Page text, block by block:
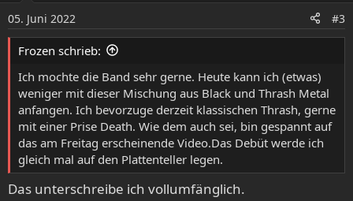
n
e
n
05. Juni 2022 #3
Frozen schrieb:
Ich mochte die Band sehr gerne. Heute kann ich (etwas)
weniger mit dieser Mischung aus Black und Thrash Metal
anfangen. Ich bevorzuge derzeit klassischen Thrash, gerne
mit einer Prise Death. Wie dem auch sei, bin gespannt auf
das am Freitag erscheinende Video.Das Debüt werde ich
gleich mal auf den Plattenteller legen.
Das unterschreibe ich vollumfänglich.